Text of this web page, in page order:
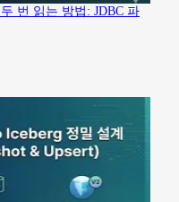
번 읽는 방법: JDBC 파